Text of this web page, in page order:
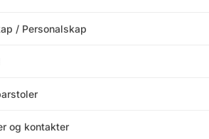
/ Personalskap
og kontakter